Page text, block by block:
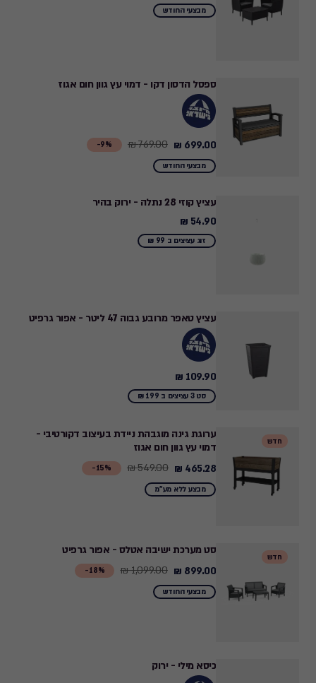
from
₪
מבצעי החודש
ספסל הדסון דקו - דמוי עץ גוון חום אגוז
9%-
Price
from
₪
to
699.00
₪
699.00 ₪
769.00 ₪
מבצעי החודש
עציץ קוזי 28 נתלה - ירוק בהיר
54.90
₪
54.90 ₪
זוג עציצים ב 99 ₪
עציץ טאפר מרובע גבוה 47 ליטר - אפור גרפיט
109.90
₪
109.90 ₪
סט 3 עציצים ב 199 ₪
חדש
ערוגת גינה מוגבהת ניידת בעיצוב דקורטיבי -
דמוי עץ גוון חום אגוז
15%-
Price
from
465.28
₪
465.28 ₪
549.00 ₪
מבצע ללא מע"מ
חדש
סט מערכת ישיבה אטלס - אפור גרפיט
18%-
Price
from
₪
899.00 ₪
1,099.00 ₪
מבצעי החודש
כיסא מילי - ירוק